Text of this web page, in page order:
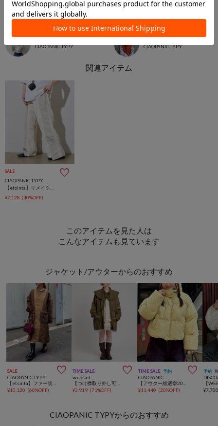
2024.10.11
運動会コーデ
CIAOPANIC TYPY
INしない！秋コーデ🍂
matsuda saori
CIAOPANIC TYPY
SALE
CIAOPANIC TYPY
¥7,128 (40%OFF)
このアイテムを見た人は
こんなアイテムも見ています
ジャケット/アウターからのおすすめ
SALE 
CIAOPANIC TYPY
【etsinta】ファー切替ノーカラーキルティングコート
¥10,120 (60%OFF)
TIME SALE 
w closet
【つけ襟取り外し可能２WAY♪】フリル衿付きPUレザージャケット
¥3,919 (71%OFF)
TIME SALE 予約 
CIAOPANIC
【アウター総選挙2026対象アイテム】【ドット柄/チェック柄】アソート柄ドルマンスリーブパフジャケット
¥11,440 (20%OFF)
予約
¥
CIAOPANIC TYPYからのおすすめ